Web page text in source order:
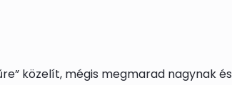
közelít, mégis megmarad nagynak és